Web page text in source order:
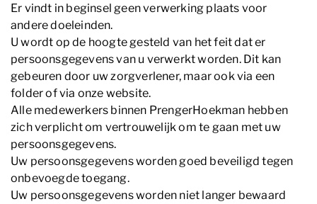
Er vindt in beginsel geen verwerking plaats voor
andere doeleinden.
U wordt op de hoogte gesteld van het feit dat er
persoonsgegevens van u verwerkt worden. Dit kan
gebeuren door uw zorgverlener, maar ook via een
folder of via onze website.
Alle medewerkers binnen PrengerHoekman hebben
zich verplicht om vertrouwelijk om te gaan met uw
persoonsgegevens.
Uw persoonsgegevens worden goed beveiligd tegen
onbevoegde toegang.
Uw persoonsgegevens worden niet langer bewaard